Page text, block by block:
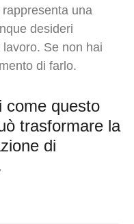
una
desideri
Se non hai
di farlo.
come questo
trasformare la
di